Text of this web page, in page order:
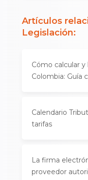
Artículos
Legislación:
Cómo calcular y
Colombia: Guía
Calendario
tarifas
La firma
proveedor